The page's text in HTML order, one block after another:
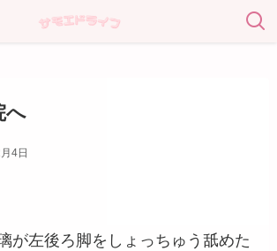
へ
4日
が左後ろ脚をしょっちゅう舐めた